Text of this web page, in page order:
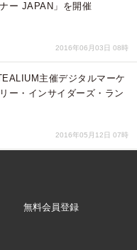
ー JAPAN」を開催
2016年06月03日 08時
主催デジタルマーケ
ー・インサイダーズ・ラン
2016年05月12日 07時
無料会員登録